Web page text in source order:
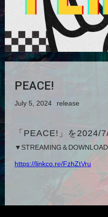
PEACE!
July 5, 2024 release
「PEACE!」を2024/
▼STREAMING＆DOWNLOAD
https://linkco.re/FzhZtVru